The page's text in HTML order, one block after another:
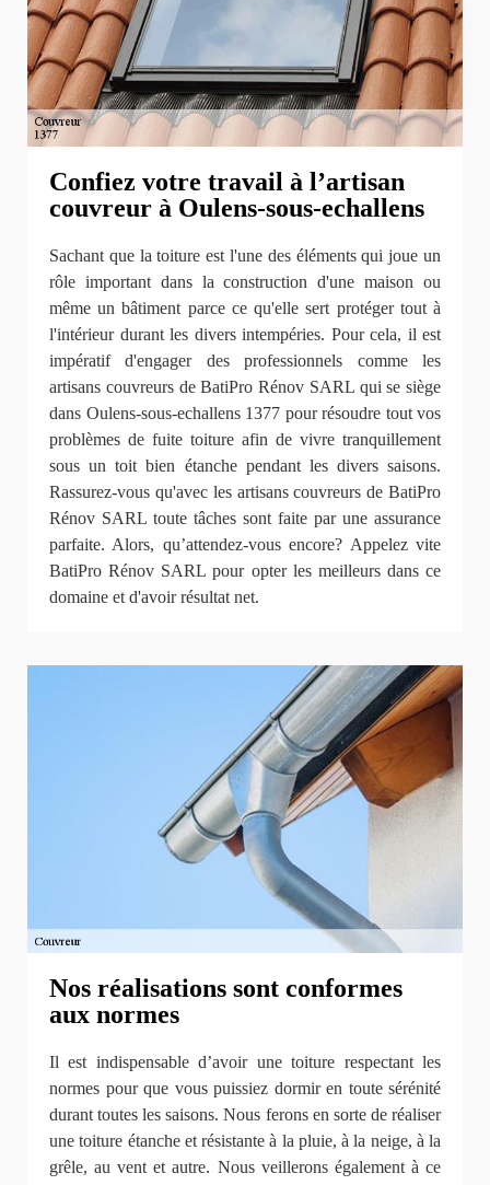
Confiez votre travail à l’artisan
couvreur à Oulens-sous-echallens
Sachant que la toiture est l'une des éléments qui joue un
rôle important dans la construction d'une maison ou
même un bâtiment parce ce qu'elle sert protéger tout à
l'intérieur durant les divers intempéries. Pour cela, il est
impératif d'engager des professionnels comme les
artisans couvreurs de BatiPro Rénov SARL qui se siège
dans Oulens-sous-echallens 1377 pour résoudre tout vos
problèmes de fuite toiture afin de vivre tranquillement
sous un toit bien étanche pendant les divers saisons.
Rassurez-vous qu'avec les artisans couvreurs de BatiPro
Rénov SARL toute tâches sont faite par une assurance
parfaite. Alors, qu’attendez-vous encore? Appelez vite
BatiPro Rénov SARL pour opter les meilleurs dans ce
domaine et d'avoir résultat net.
Nos réalisations sont conformes
aux normes
Il est indispensable d’avoir une toiture respectant les
normes pour que vous puissiez dormir en toute sérénité
durant toutes les saisons. Nous ferons en sorte de réaliser
une toiture étanche et résistante à la pluie, à la neige, à la
grêle, au vent et autre. Nous veillerons également à ce